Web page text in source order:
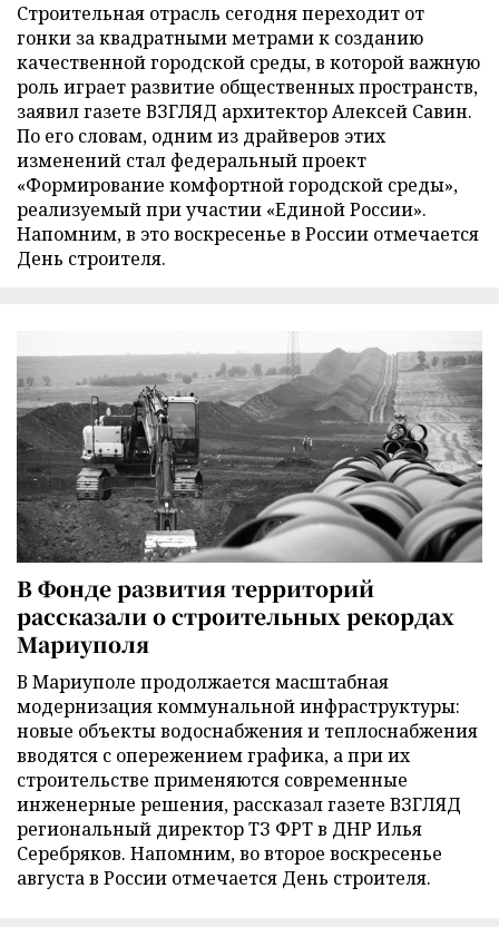
Строительная отрасль сегодня переходит от
гонки за квадратными метрами к созданию
качественной городской среды, в которой важную
роль играет развитие общественных пространств,
заявил газете ВЗГЛЯД архитектор Алексей Савин.
По его словам, одним из драйверов этих
изменений стал федеральный проект
«Формирование комфортной городской среды»,
реализуемый при участии «Единой России».
Напомним, в это воскресенье в России отмечается
День строителя.
В Фонде развития территорий
рассказали о строительных рекордах
Мариуполя
В Мариуполе продолжается масштабная
модернизация коммунальной инфраструктуры:
новые объекты водоснабжения и теплоснабжения
вводятся с опережением графика, а при их
строительстве применяются современные
инженерные решения, рассказал газете ВЗГЛЯД
региональный директор ТЗ ФРТ в ДНР Илья
Серебряков. Напомним, во второе воскресенье
августа в России отмечается День строителя.